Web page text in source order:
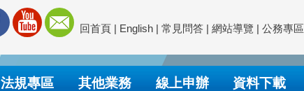
回首頁 | English | 常見問答 | 網站導覽 | 公務專區
法規專區 其他業務 線上申辦 資料下載